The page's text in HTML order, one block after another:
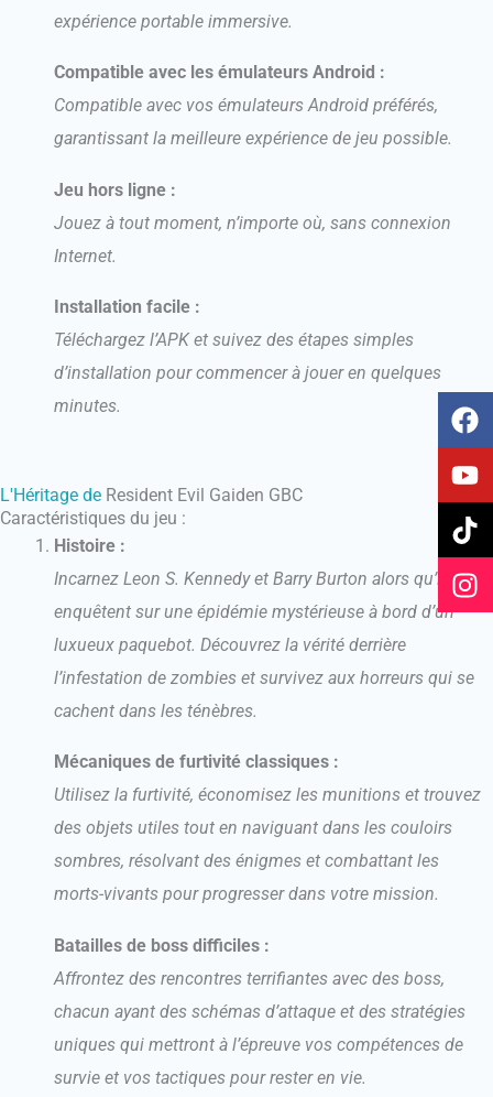
expérience portable immersive.
Compatible avec les émulateurs Android :
Compatible avec vos émulateurs Android préférés,
garantissant la meilleure expérience de jeu possible.
Jeu hors ligne :
Jouez à tout moment, n’importe où, sans connexion
Internet.
Installation facile :
Téléchargez l’APK et suivez des étapes simples
d’installation pour commencer à jouer en quelques
minutes.
L'Héritage de Resident Evil Gaiden GBC
Caractéristiques du jeu :
Histoire :
Incarnez Leon S. Kennedy et Barry Burton alors qu’ils
enquêtent sur une épidémie mystérieuse à bord d’un
luxueux paquebot. Découvrez la vérité derrière
l’infestation de zombies et survivez aux horreurs qui se
cachent dans les ténèbres.
Mécaniques de furtivité classiques :
Utilisez la furtivité, économisez les munitions et trouvez
des objets utiles tout en naviguant dans les couloirs
sombres, résolvant des énigmes et combattant les
morts-vivants pour progresser dans votre mission.
Batailles de boss difficiles :
Affrontez des rencontres terrifiantes avec des boss,
chacun ayant des schémas d’attaque et des stratégies
uniques qui mettront à l’épreuve vos compétences de
survie et vos tactiques pour rester en vie.
F
a
c
e
b
o
o
k
Y
o
u
t
u
b
e
T
i
k
t
o
k
I
n
s
t
a
g
r
a